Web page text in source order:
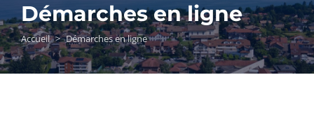
Démarches en ligne
Accueil > Démarches en ligne